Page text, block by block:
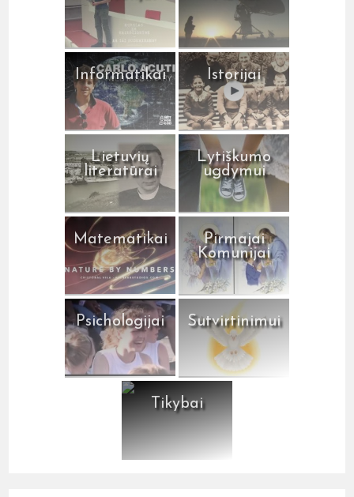
Informatikai Istorijai
Lietuvių
literatūrai
Lytiškumo
ugdymui
Matematikai
Pirmajai
Komunijai
Psichologijai Sutvirtinimui
Tikybai